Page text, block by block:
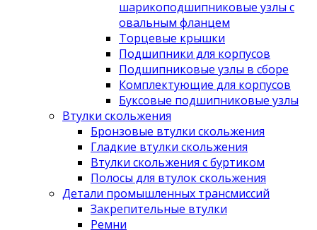
шарикоподшипниковые узлы с
овальным фланцем
Торцевые крышки
Подшипники для корпусов
Подшипниковые узлы в сборе
Комплектующие для корпусов
Буксовые подшипниковые узлы
Втулки скольжения
Бронзовые втулки скольжения
Гладкие втулки скольжения
Втулки скольжения с буртиком
Полосы для втулок скольжения
Детали промышленных трансмиссий
Закрепительные втулки
Ремни